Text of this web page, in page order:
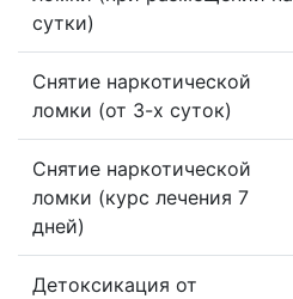
сутки)
Снятие наркотической
ломки (от 3-х суток)
Снятие наркотической
ломки (курс лечения 7
дней)
Детоксикация от